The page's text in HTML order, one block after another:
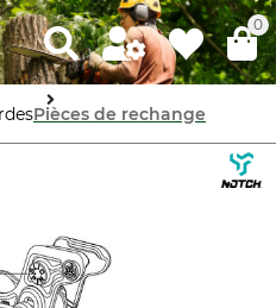
0
Pièces de rechange